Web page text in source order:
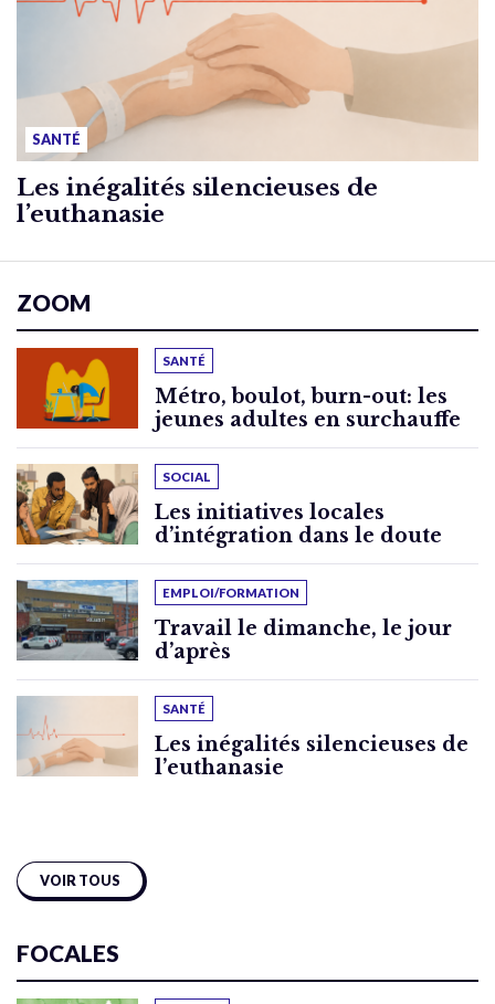
SANTÉ
Les inégalités silencieuses de
l’euthanasie
ZOOM
SANTÉ
Métro, boulot, burn-out: les
jeunes adultes en surchauffe
SOCIAL
Les initiatives locales
d’intégration dans le doute
EMPLOI/FORMATION
Travail le dimanche, le jour
d’après
SANTÉ
Les inégalités silencieuses de
l’euthanasie
VOIR TOUS
FOCALES